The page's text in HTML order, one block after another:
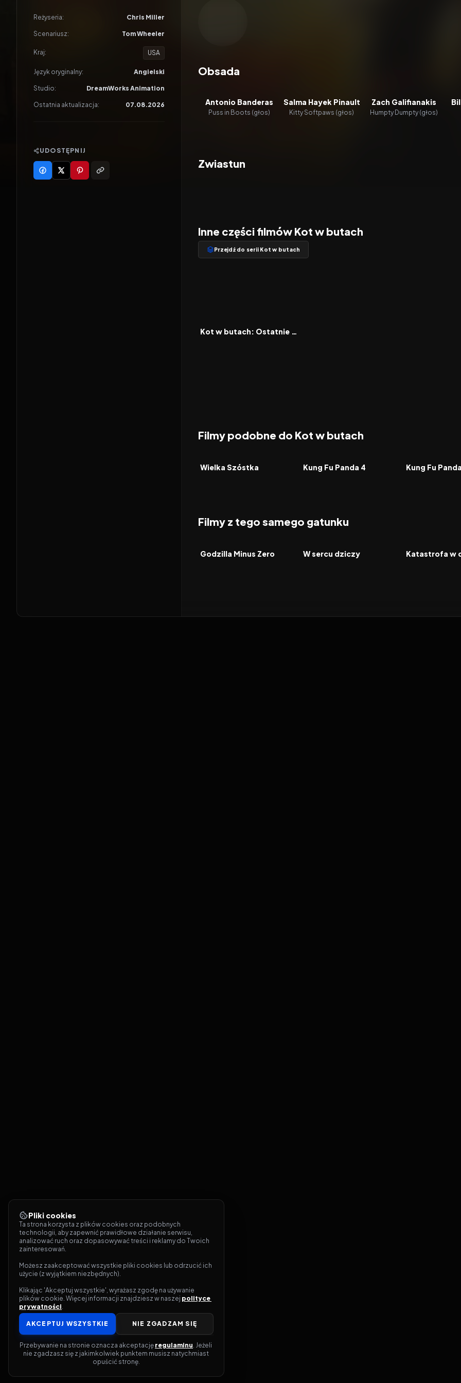
Reżyseria: Chris Miller
Scenariusz: Tom Wheeler
Kraj: USA
Język oryginalny: Angielski
Studio: DreamWorks Animation
Ostatnia aktualizacja: 07.08.2026
UDOSTĘPNIJ
Obsada
Antonio Banderas
Puss in Boots (głos)
Salma Hayek Pinault
Kitty Softpaws (głos)
Zach Galifianakis
Humpty Dumpty (głos)
Zwiastun
Inne części filmów Kot w butach
Przejdź do serii Kot w butach
FILM Kot w butach: Ostatnie życzenie
Filmy podobne do Kot w butach
FILM
Wielka Szóstka FILM
Kung Fu Panda 4 FILM
Kung Fu
Filmy z tego samego gatunku
FILM
Godzilla Minus Zero FILM
W sercu dziczy FILM
Katastrofa w
Pliki cookies
Ta strona korzysta z plików cookies oraz podobnych
technologii, aby zapewnić prawidłowe działanie serwisu,
analizować ruch oraz dopasowywać treści i reklamy do Twoich
zainteresowań.
Możesz zaakceptować wszystkie pliki cookies lub odrzucić ich
użycie (z wyjątkiem niezbędnych).
Klikając 'Akceptuj wszystkie', wyrażasz zgodę na używanie
plików cookie. Więcej informacji znajdziesz w naszej polityce
prywatności.
AKCEPTUJ WSZYSTKIE NIE ZGADZAM SIĘ
Przebywanie na stronie oznacza akceptację regulaminu. Jeżeli
nie zgadzasz się z jakimkolwiek punktem musisz natychmiast
opuścić stronę.